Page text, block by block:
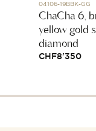
04106-19BBK-GG
ChaCha 6,
yellow gold
diamond
CHF8'350